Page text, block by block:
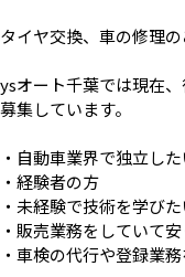
タイヤ交換、車の修理の
ysオート千葉では現在
募集しています。
・自動車業界で独立し
・経験者の方
・未経験で技術を学び
・販売業務をしていて
・車検の代行や登録業